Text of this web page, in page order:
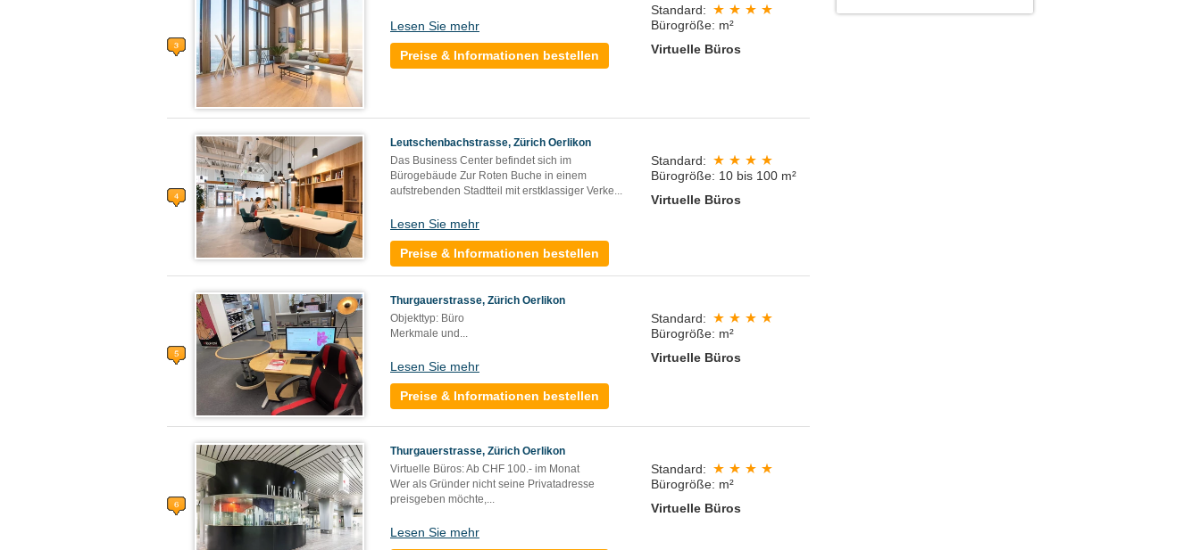
Lesen Sie mehr
Preise & Informationen bestellen
Standard:
Bürogröße: m²
Virtuelle Büros
Leutschenbachstrasse, Zürich Oerlikon
Das Business Center befindet sich im
Bürogebäude Zur Roten Buche in einem
aufstrebenden Stadtteil mit erstklassiger Verke...
Lesen Sie mehr
Preise & Informationen bestellen
Standard:
Bürogröße: 10 bis 100 m²
Virtuelle Büros
Thurgauerstrasse, Zürich Oerlikon
Objekttyp: Büro
Merkmale und...
Lesen Sie mehr
Preise & Informationen bestellen
Standard:
Bürogröße: m²
Virtuelle Büros
Thurgauerstrasse, Zürich Oerlikon
Virtuelle Büros: Ab CHF 100.- im Monat
Wer als Gründer nicht seine Privatadresse
preisgeben möchte,...
Lesen Sie mehr
Standard:
Bürogröße: m²
Virtuelle Büros